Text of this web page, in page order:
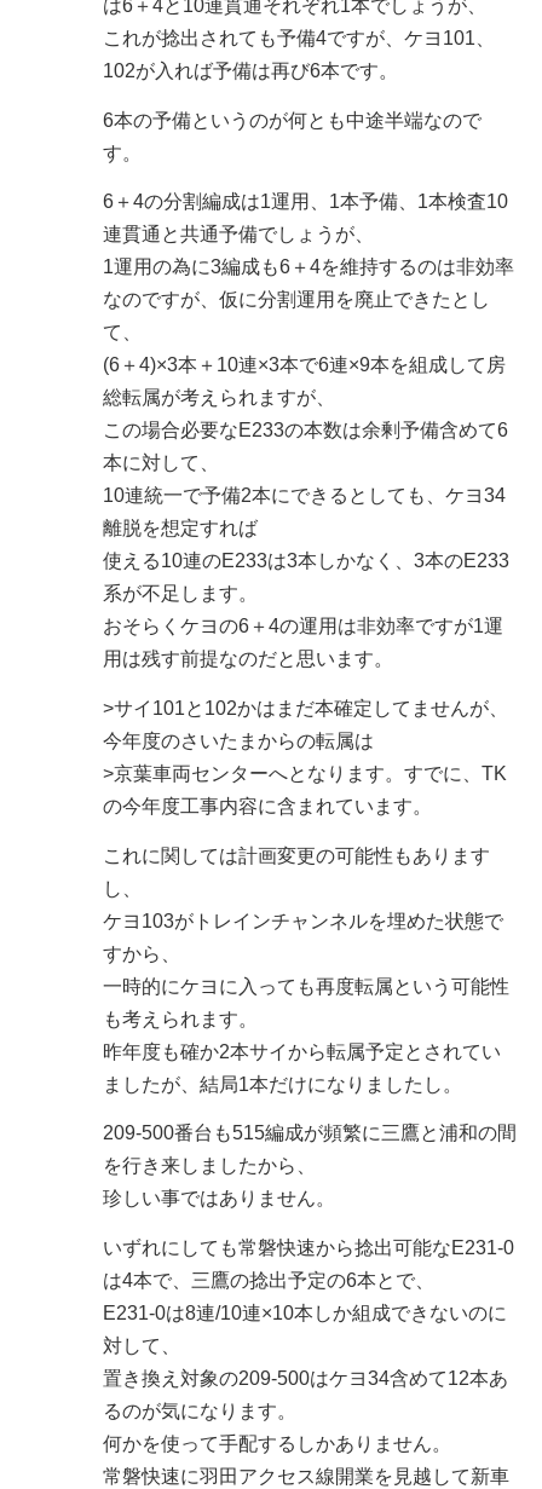
は6＋4と10連貫通それぞれ1本でしょうが、
これが捻出されても予備4ですが、ケヨ101、
102が入れば予備は再び6本です。
6本の予備というのが何とも中途半端なので
す。
6＋4の分割編成は1運用、1本予備、1本検査10
連貫通と共通予備でしょうが、
1運用の為に3編成も6＋4を維持するのは非効率
なのですが、仮に分割運用を廃止できたとし
て、
(6＋4)×3本＋10連×3本で6連×9本を組成して房
総転属が考えられますが、
この場合必要なE233の本数は余剰予備含めて6
本に対して、
10連統一で予備2本にできるとしても、ケヨ34
離脱を想定すれば
使える10連のE233は3本しかなく、3本のE233
系が不足します。
おそらくケヨの6＋4の運用は非効率ですが1運
用は残す前提なのだと思います。
>サイ101と102かはまだ本確定してませんが、
今年度のさいたまからの転属は
>京葉車両センターへとなります。すでに、TK
の今年度工事内容に含まれています。
これに関しては計画変更の可能性もあります
し、
ケヨ103がトレインチャンネルを埋めた状態で
すから、
一時的にケヨに入っても再度転属という可能性
も考えられます。
昨年度も確か2本サイから転属予定とされてい
ましたが、結局1本だけになりましたし。
209-500番台も515編成が頻繁に三鷹と浦和の間
を行き来しましたから、
珍しい事ではありません。
いずれにしても常磐快速から捻出可能なE231-0
は4本で、三鷹の捻出予定の6本とで、
E231-0は8連/10連×10本しか組成できないのに
対して、
置き換え対象の209-500はケヨ34含めて12本あ
るのが気になります。
何かを使って手配するしかありません。
常磐快速に羽田アクセス線開業を見越して新車